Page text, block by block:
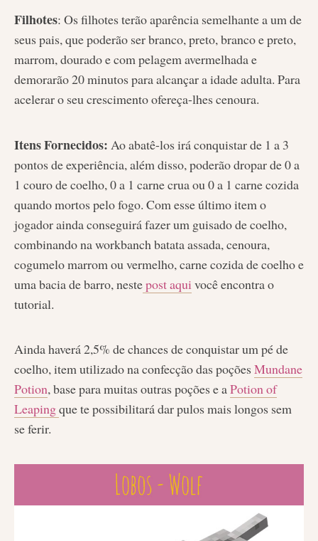
Filhotes: Os filhotes terão aparência semelhante a um de
seus pais, que poderão ser branco, preto, branco e preto,
marrom, dourado e com pelagem avermelhada e
demorarão 20 minutos para alcançar a idade adulta. Para
acelerar o seu crescimento ofereça-lhes cenoura.
Itens Fornecidos: Ao abatê-los irá conquistar de 1 a 3
pontos de experiência, além disso, poderão dropar de 0 a
1 couro de coelho, 0 a 1 carne crua ou 0 a 1 carne cozida
quando mortos pelo fogo. Com esse último item o
jogador ainda conseguirá fazer um guisado de coelho,
combinando na workbanch batata assada, cenoura,
cogumelo marrom ou vermelho, carne cozida de coelho e
uma bacia de barro, nestepost aqui você encontra o
tutorial.
Ainda haverá 2,5% de chances de conquistar um pé de
coelho, item utilizado na confecção das poções Mundane
Potion, base para muitas outras poções e aPotion of
Leapingque te possibilitará dar pulos mais longos sem
se ferir.